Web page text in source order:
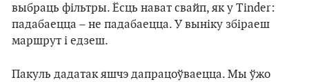
выбраць фільтры. Ёсць нават свайп, як у Tinder:
падабаецца – не падабаецца. У выніку збіраеш
маршрут і едзеш.
Пакуль дадатак яшчэ дапрацоўваецца. Мы ўжо